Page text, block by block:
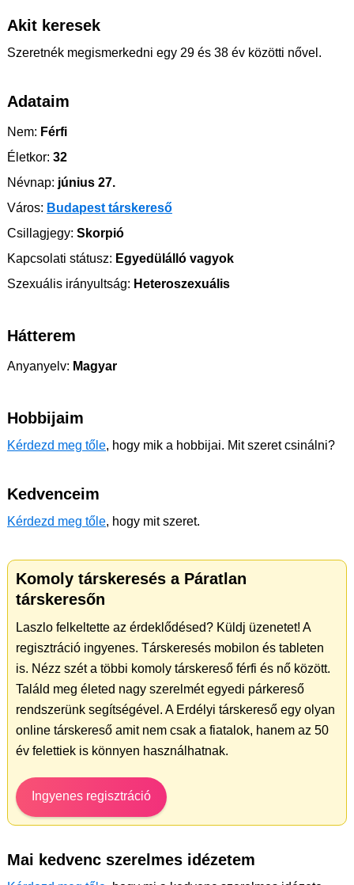
Akit keresek
Szeretnék megismerkedni egy 29 és 38 év közötti nővel.
Adataim
Nem: Férfi
Életkor: 32
Névnap: június 27.
Város: Budapest társkereső
Csillagjegy: Skorpió
Kapcsolati státusz: Egyedülálló vagyok
Szexuális irányultság: Heteroszexuális
Hátterem
Anyanyelv: Magyar
Hobbijaim
Kérdezd meg tőle, hogy mik a hobbijai. Mit szeret csinálni?
Kedvenceim
Kérdezd meg tőle, hogy mit szeret.
Komoly társkeresés a Páratlan
társkeresőn
Laszlo felkeltette az érdeklődésed? Küldj üzenetet! A
regisztráció ingyenes. Társkeresés mobilon és tableten
is. Nézz szét a többi komoly társkereső férfi és nő között.
Találd meg életed nagy szerelmét egyedi párkereső
rendszerünk segítségével. A Erdélyi társkereső egy olyan
online társkereső amit nem csak a fiatalok, hanem az 50
év felettiek is könnyen használhatnak.
Ingyenes regisztráció
Mai kedvenc szerelmes idézetem